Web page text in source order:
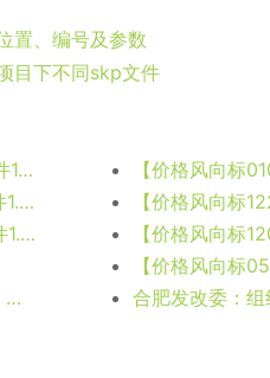
置、编号及参数
目下不同skp文件
【价格风向标0424】EPC4.26元/W，组件1.9元/W，近期光伏设备、监理、EPC等价格信息
【价格风向标0815】EPC3.75元/W，组件1.978元/W，近期光伏设备、监理、EPC等价格信息
【价格风向标0619】EPC3.29元/W，组件1.54元/W，近期光伏设备、EPC、监理等价格信息
国家发改委：分布式光伏度电补贴降5分，全额上网补贴降1毛，扶贫电站不变！